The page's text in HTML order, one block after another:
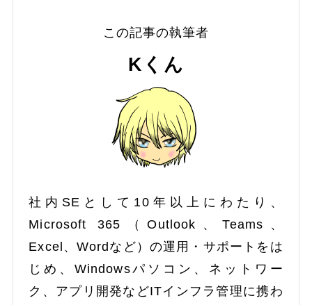
この記事の執筆者
Kくん
社内SEとして10年以上にわたり、
Microsoft 365（Outlook、Teams、
Excel、Wordなど）の運用・サポートをは
じめ、Windowsパソコン、ネットワー
ク、アプリ開発などITインフラ管理に携わ